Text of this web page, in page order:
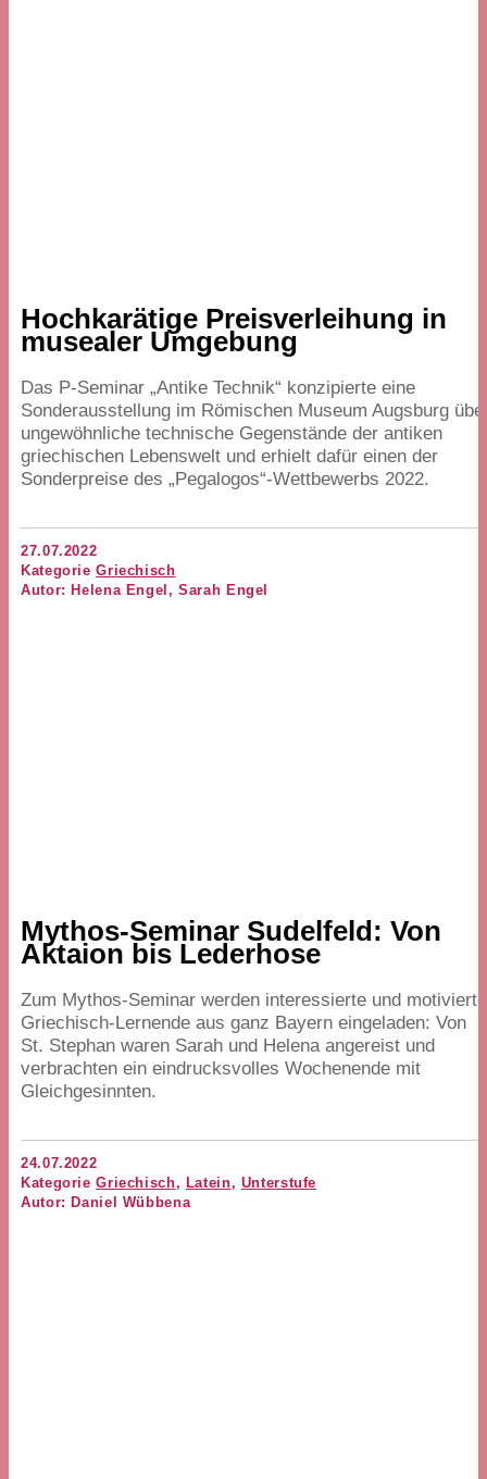
Hochkarätige Preisverleihung in
musealer Umgebung
Das P‑Seminar„Antike Technik“ konzipierte eine
Sonderausstellung im Römischen Museum Augsburg
ungewöhnliche technische Gegenstände der antiken
griechischen Lebenswelt und erhielt dafür einen der
Sonderpreise des„ Pegalogos“-Wettbewerbs 2022.
27.07.2022
KategorieGriechisch
Autor: Helena Engel, Sarah Engel
Mythos-Seminar Sudelfeld: Von
Aktaion bis Lederhose
Zum Mythos-Seminar werden interessierte und motivierte
Griechisch-Lernende aus ganz Bayern eingeladen: Von
St. Stephan waren Sarah und Helena angereist und
verbrachten ein eindrucksvolles Wochenende mit
Gleichgesinnten.
24.07.2022
KategorieGriechisch, Latein, Unterstufe
Autor: Daniel Wübbena